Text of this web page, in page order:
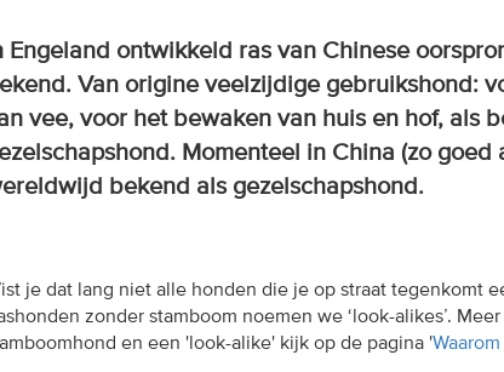
Engeland ontwikkeld ras van Chinese
Van origine veelzijdige gebruikshond:
vee, voor het bewaken van huis en hof, als
Momenteel in China (zo goed
bekend als gezelschapshond.
je dat lang niet alle honden die je op straat tegenkomt
zonder stamboom noemen we ‘look-alikes’.
en een 'look-alike' kijk op de pagina '